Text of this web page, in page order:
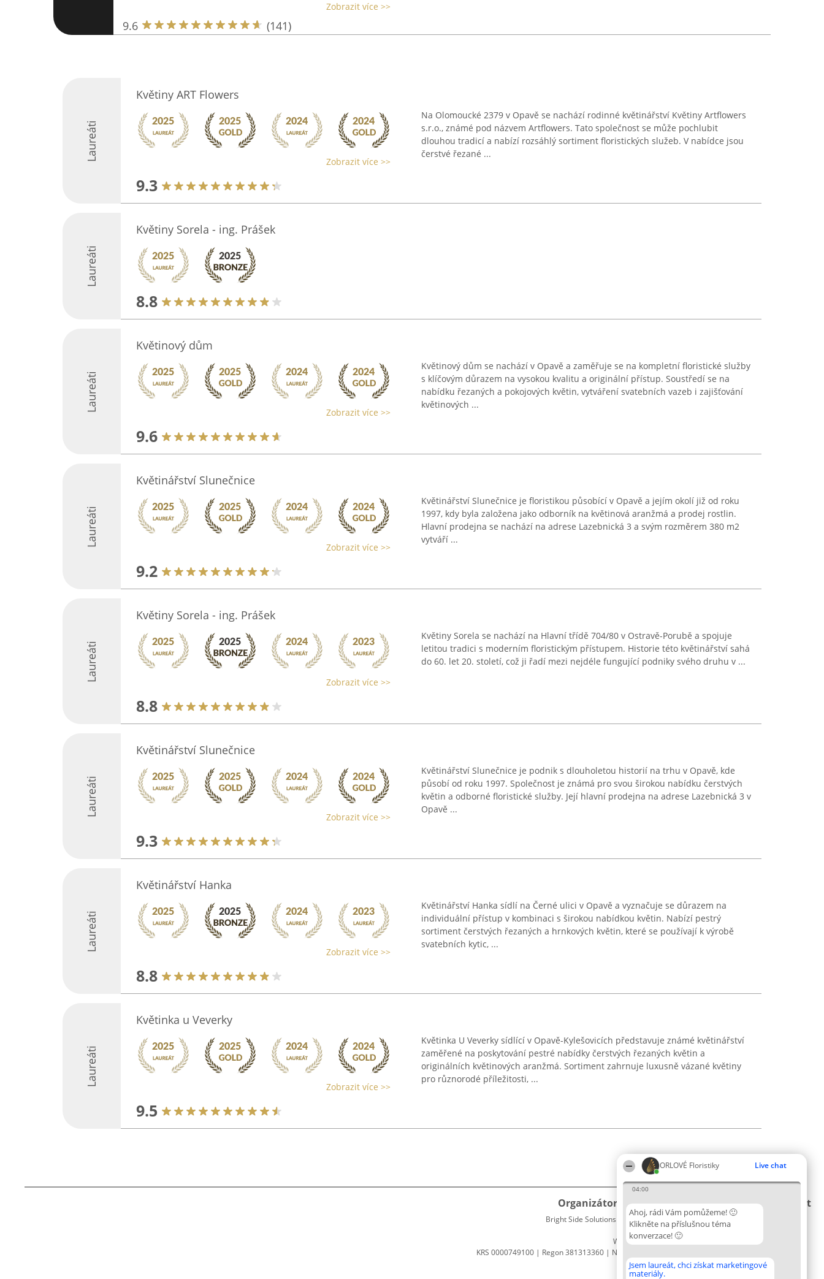
ORLOVÉ Floristiky Live chat
04:00
Ahoj, rádi Vám pomůžeme! 🙂
Klikněte na příslušnou téma
konverzace! 🙂
Jsem laureát, chci získat marketingové
materiály.
Zobrazit více >>
9.6 (141)
Laureáti
Květiny ART Flowers
Zobrazit více >>
9.3
Na Olomoucké 2379 v Opavě se nachází rodinné květinářství Květiny Artflowers
s.r.o., známé pod názvem Artflowers. Tato společnost se může pochlubit
dlouhou tradicí a nabízí rozsáhlý sortiment floristických služeb. V nabídce jsou
čerstvé řezané ...
Laureáti
Květiny Sorela - ing. Prášek
8.8
Laureáti
Květinový dům
Zobrazit více >>
9.6
Květinový dům se nachází v Opavě a zaměřuje se na kompletní floristické služby
s klíčovým důrazem na vysokou kvalitu a originální přístup. Soustředí se na
nabídku řezaných a pokojových květin, vytváření svatebních vazeb i zajišťování
květinových ...
Laureáti
Květinářství Slunečnice
Zobrazit více >>
9.2
Květinářství Slunečnice je floristikou působící v Opavě a jejím okolí již od roku
1997, kdy byla založena jako odborník na květinová aranžmá a prodej rostlin.
Hlavní prodejna se nachází na adrese Lazebnická 3 a svým rozměrem 380 m2
vytváří ...
Laureáti
Květiny Sorela - ing. Prášek
Zobrazit více >>
8.8
Květiny Sorela se nachází na Hlavní třídě 704/80 v Ostravě-Porubě a spojuje
letitou tradici s moderním floristickým přístupem. Historie této květinářství sahá
do 60. let 20. století, což ji řadí mezi nejdéle fungující podniky svého druhu v ...
Laureáti
Květinářství Slunečnice
Zobrazit více >>
9.3
Květinářství Slunečnice je podnik s dlouholetou historií na trhu v Opavě, kde
působí od roku 1997. Společnost je známá pro svou širokou nabídku čerstvých
květin a odborné floristické služby. Její hlavní prodejna na adrese Lazebnická 3 v
Opavě ...
Laureáti
Květinářství Hanka
Zobrazit více >>
8.8
Květinářství Hanka sídlí na Černé ulici v Opavě a vyznačuje se důrazem na
individuální přístup v kombinaci s širokou nabídkou květin. Nabízí pestrý
sortiment čerstvých řezaných a hrnkových květin, které se používají k výrobě
svatebních kytic, ...
Laureáti
Květinka u Veverky
Zobrazit více >>
9.5
Květinka U Veverky sídlící v Opavě-Kylešovicích představuje známé květinářství
zaměřené na poskytování pestré nabídky čerstvých řezaných květin a
originálních květinových aranžmá. Sortiment zahrnuje luxusně vázané květiny
pro různorodé příležitosti, ...
Organizátor hlasování
Bright Side Solutions sp. z o. o. sp. k.
ul. Ruska 22
Wrocław 50-079
KRS 0000749100 | Regon 381313360 | NIP 8943132676
Plebiscyt
Vítězové
Seznam
Zásady
Kontakt